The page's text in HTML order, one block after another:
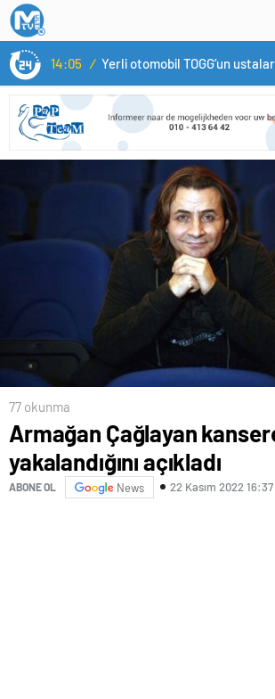
14:05 /
77 okunma
Armağan Çağlayan
yakalandığını açıkladı
ABONE OL News 22 Kasım 2022 16:37